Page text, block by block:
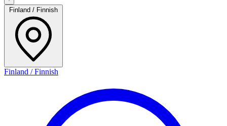
Finland / Finnish
Finland / Finnish